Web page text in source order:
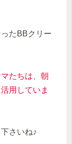
たBBクリー
たちは、朝
活用していま
さいね♪